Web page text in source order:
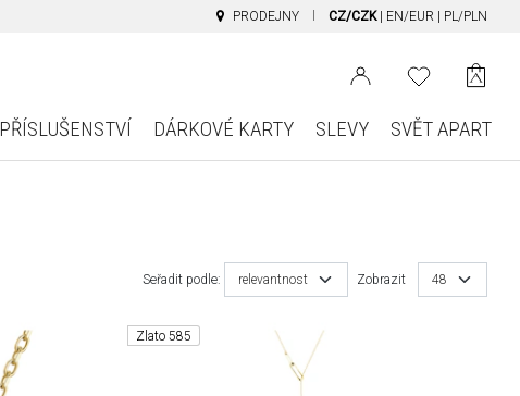
PRODEJNY CZ/CZK EN/EUR PL/PLN
PŘÍSLUŠENSTVÍ DÁRKOVÉ KARTY SLEVY SVĚT APART
Seřadit podle: relevantnost Zobrazit 48
Zlato 585